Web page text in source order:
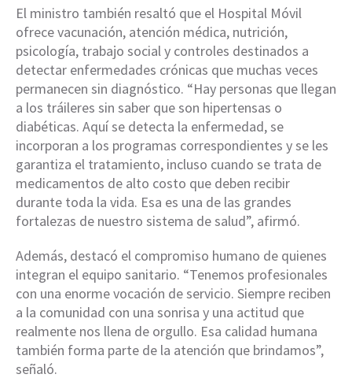
El ministro también resaltó que el Hospital Móvil
ofrece vacunación, atención médica, nutrición,
psicología, trabajo social y controles destinados a
detectar enfermedades crónicas que muchas veces
permanecen sin diagnóstico. “Hay personas que llegan
a los tráileres sin saber que son hipertensas o
diabéticas. Aquí se detecta la enfermedad, se
incorporan a los programas correspondientes y se les
garantiza el tratamiento, incluso cuando se trata de
medicamentos de alto costo que deben recibir
durante toda la vida. Esa es una de las grandes
fortalezas de nuestro sistema de salud”, afirmó.
Además, destacó el compromiso humano de quienes
integran el equipo sanitario. “Tenemos profesionales
con una enorme vocación de servicio. Siempre reciben
a la comunidad con una sonrisa y una actitud que
realmente nos llena de orgullo. Esa calidad humana
también forma parte de la atención que brindamos”,
señaló.